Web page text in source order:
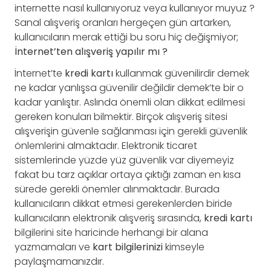
internette nasıl kullanıyoruz veya kullanıyor muyuz ?
Sanal alışveriş oranları hergeçen gün artarken,
kullanıcıların merak ettiği bu soru hiç değişmiyor;
İnternet’ten alışveriş yapılır mı ?
İnternet’te kredi kartıkullanmak güvenilirdir demek
ne kadar yanlışsa güvenilir değildir demek’te bir o
kadar yanlıştır. Aslında önemli olan dikkat edilmesi
gereken konuları bilmektir. Birçok alışveriş sitesi
alışverişin güvenle sağlanması için gerekli güvenlik
önlemlerini almaktadır. Elektronik ticaret
sistemlerinde yüzde yüz güvenlik var diyemeyiz
fakat bu tarz açıklar ortaya çıktığı zaman en kısa
sürede gerekli önemler alınmaktadır. Burada
kullanıcıların dikkat etmesi gerekenlerden biride
kullanıcıların elektronik alışveriş sırasında, kredi kartı
bilgilerini site haricinde herhangi bir alana
yazmamaları ve kart bilgilerinizikimseyle
paylaşmamanızdır.